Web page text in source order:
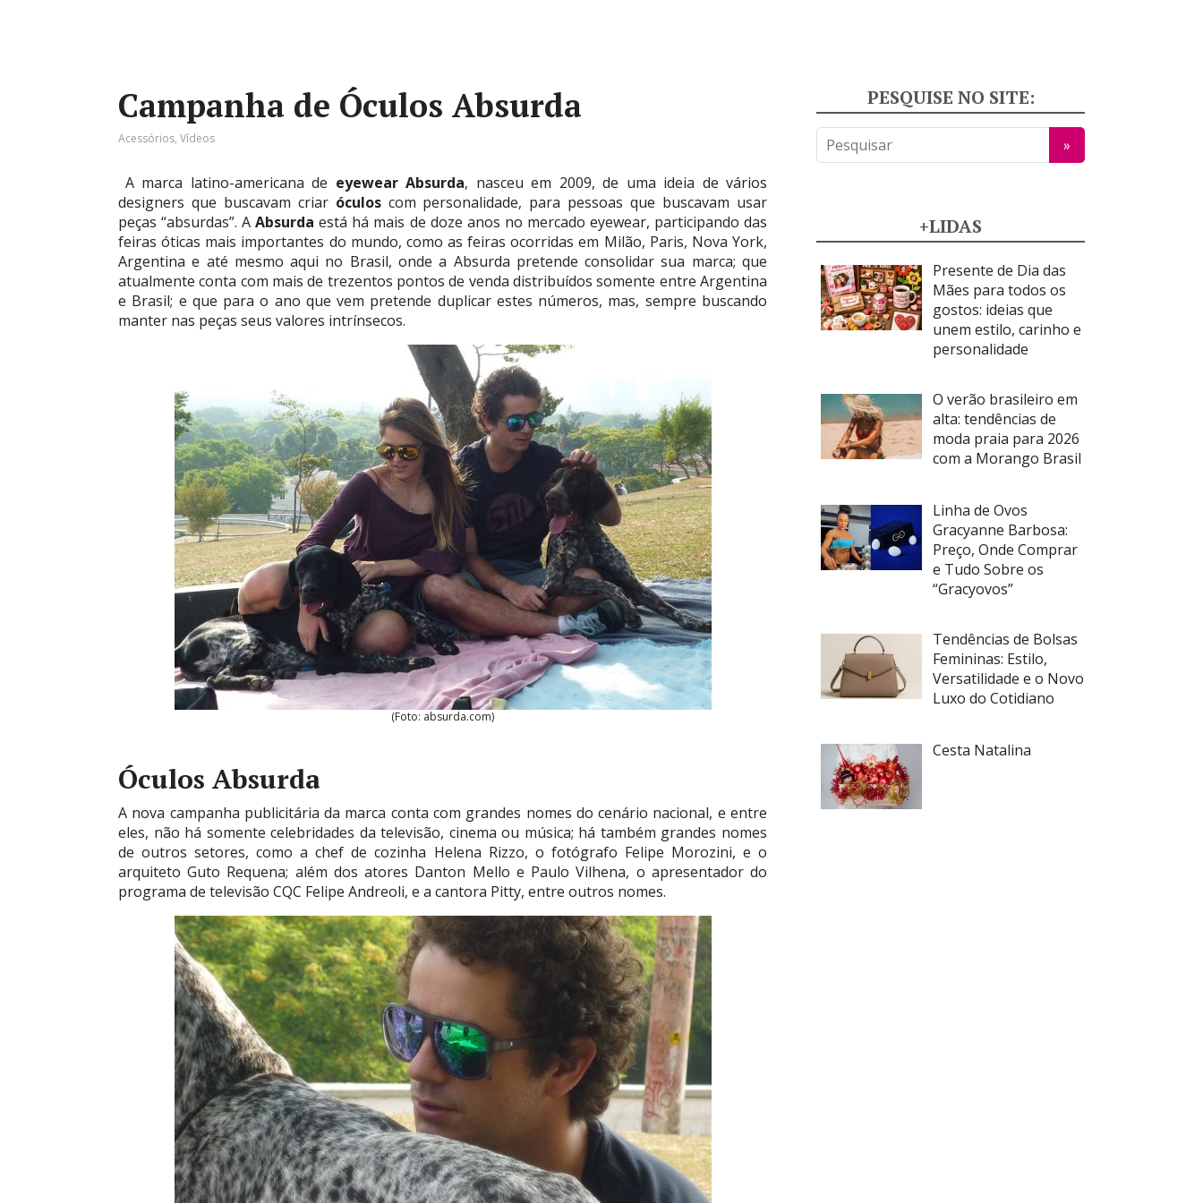
Campanha de Óculos Absurda
Acessórios, Vídeos
A marca latino-americana de eyewear Absurda, nasceu em 2009, de uma ideia de vários
designers que buscavam criar óculoscom personalidade, para pessoas que buscavam usar
peças “absurdas”. AAbsurda está há mais de doze anos no mercado eyewear, participando das
feiras óticas mais importantes do mundo, como as feiras ocorridas em Milão, Paris, Nova York,
Argentina e até mesmo aqui no Brasil, onde a Absurda pretende consolidar sua marca; que
atualmente conta com mais de trezentos pontos de venda distribuídos somente entre Argentina
e Brasil; e que para o ano que vem pretende duplicar estes números, mas, sempre buscando
manter nas peças seus valores intrínsecos.
(Foto: absurda.com)
Óculos Absurda
A nova campanha publicitária da marca conta com grandes nomes do cenário nacional, e entre
eles, não há somente celebridades da televisão, cinema ou música; há também grandes nomes
de outros setores, como a chef de cozinha Helena Rizzo, o fotógrafo Felipe Morozini, e o
arquiteto Guto Requena; além dos atores Danton Mello e Paulo Vilhena, o apresentador do
programa de televisão CQC Felipe Andreoli, e a cantora Pitty, entre outros nomes.
PESQUISE NO SITE:
+LIDAS
Presente de Dia das
Mães para todos os
gostos: ideias que
unem estilo, carinho e
personalidade
O verão brasileiro em
alta: tendências de
moda praia para 2026
com a Morango Brasil
Linha de Ovos
Gracyanne Barbosa:
Preço, Onde Comprar
e Tudo Sobre os
“Gracyovos”
Tendências de Bolsas
Femininas: Estilo,
Versatilidade e o Novo
Luxo do Cotidiano
Cesta Natalina